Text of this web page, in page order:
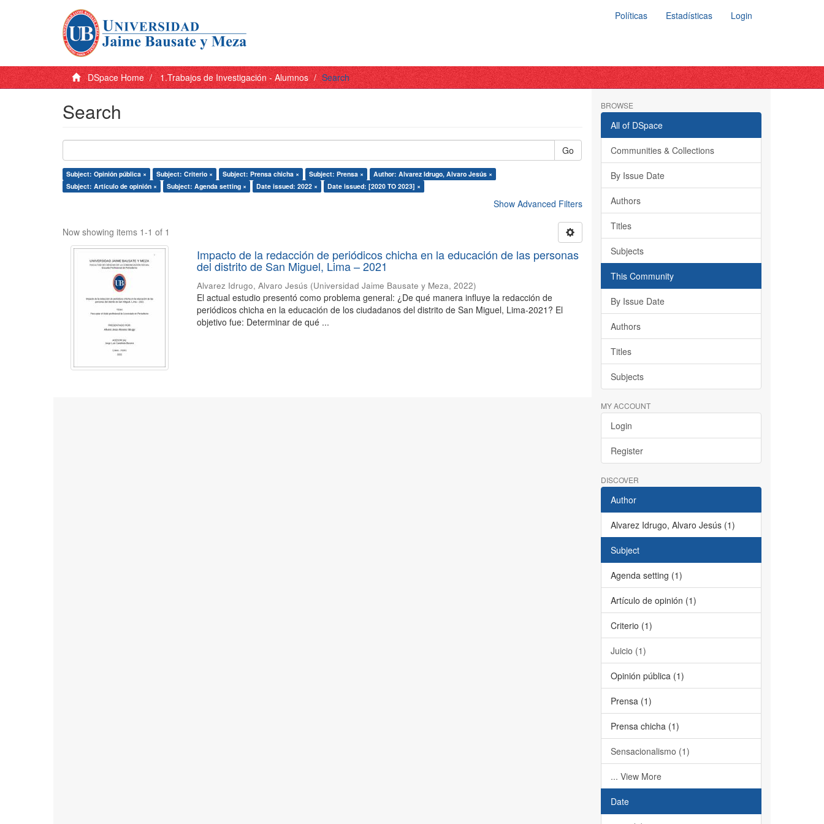
Políticas Estadísticas Login
DSpace Home 1.Trabajos de Investigación - Alumnos Search
Search
Go
Subject: Opinión pública × Subject: Criterio × Subject: Prensa chicha × Subject: Prensa ×
Author: Alvarez Idrugo, Alvaro Jesús ×
Subject: Artículo de opinión ×
Subject: Agenda setting × Date issued: 2022 × Date issued: [2020 TO 2023] ×
Show Advanced Filters
Now showing items 1-1 of 1
Impacto de la redacción de periódicos chicha en la educación de las personas
del distrito de San Miguel, Lima – 2021
Alvarez Idrugo, Alvaro Jesús (Universidad Jaime Bausate y Meza,2022)
El actual estudio presentó como problema general: ¿De qué manera influye la redacción de
periódicos chicha en la educación de los ciudadanos del distrito de San Miguel, Lima-2021? El
objetivo fue: Determinar de qué ...
BROWSE
All of DSpace
Communities & Collections
By Issue Date
Authors
Titles
Subjects
This Community
By Issue Date
Authors
Titles
Subjects
MY ACCOUNT
Login
Register
DISCOVER
Author
Alvarez Idrugo, Alvaro Jesús (1)
Subject
Agenda setting (1)
Artículo de opinión (1)
Criterio (1)
Juicio (1)
Opinión pública (1)
Prensa (1)
Prensa chicha (1)
Sensacionalismo (1)
... View More
Date